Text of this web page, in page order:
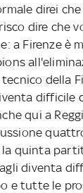
direi
dire che
a Firenze è
tecnico della
difficile
qui a
la quinta
diventa
e tutte le